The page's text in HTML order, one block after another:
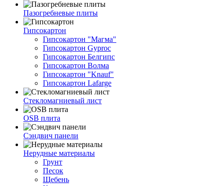
Пазогребневые плиты
Гипсокартон
Гипсокартон "Магма"
Гипсокартон Gyproc
Гипсокартон Белгипс
Гипсокартон Волма
Гипсокартон "Knauf"
Гипсокартон Lafarge
Стекломагниевый лист
OSB плита
Сэндвич панели
Нерудные материалы
Грунт
Песок
Щебень